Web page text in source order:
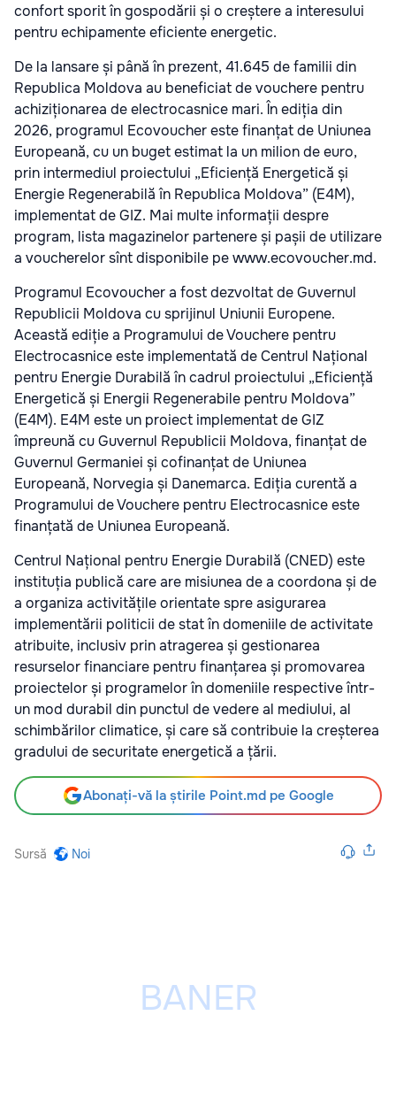
confort sporit în gospodării și o creștere a interesului
pentru echipamente eficiente energetic.
De la lansare și până în prezent, 41.645 de familii din
Republica Moldova au beneficiat de vouchere pentru
achiziționarea de electrocasnice mari. În ediția din
2026, programul Ecovoucher este finanțat de Uniunea
Europeană, cu un buget estimat la un milion de euro,
prin intermediul proiectului „Eficiență Energetică și
Energie Regenerabilă în Republica Moldova” (E4M),
implementat de GIZ. Mai multe informații despre
program, lista magazinelor partenere și pașii de utilizare
a voucherelor sînt disponibile pe www.ecovoucher.md.
Programul Ecovoucher a fost dezvoltat de Guvernul
Republicii Moldova cu sprijinul Uniunii Europene.
Această ediție a Programului de Vouchere pentru
Electrocasnice este implementată de Centrul Național
pentru Energie Durabilă în cadrul proiectului „Eficiență
Energetică și Energii Regenerabile pentru Moldova”
(E4M). E4M este un proiect implementat de GIZ
împreună cu Guvernul Republicii Moldova, finanțat de
Guvernul Germaniei și cofinanțat de Uniunea
Europeană, Norvegia și Danemarca. Ediția curentă a
Programului de Vouchere pentru Electrocasnice este
finanțată de Uniunea Europeană.
Centrul Național pentru Energie Durabilă (CNED) este
instituția publică care are misiunea de a coordona și de
a organiza activitățile orientate spre asigurarea
implementării politicii de stat în domeniile de activitate
atribuite, inclusiv prin atragerea și gestionarea
resurselor financiare pentru finanțarea și promovarea
proiectelor și programelor în domeniile respective într-
un mod durabil din punctul de vedere al mediului, al
schimbărilor climatice, și care să contribuie la creșterea
gradului de securitate energetică a țării.
Abonați-vă la știrile Point.md pe Google
Sursă Noi